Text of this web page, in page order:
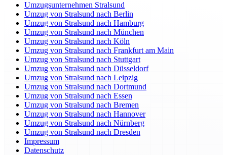
Umzugsunternehmen Stralsund
Umzug von Stralsund nach Berlin
Umzug von Stralsund nach Hamburg
Umzug von Stralsund nach München
Umzug von Stralsund nach Köln
Umzug von Stralsund nach Frankfurt am Main
Umzug von Stralsund nach Stuttgart
Umzug von Stralsund nach Düsseldorf
Umzug von Stralsund nach Leipzig
Umzug von Stralsund nach Dortmund
Umzug von Stralsund nach Essen
Umzug von Stralsund nach Bremen
Umzug von Stralsund nach Hannover
Umzug von Stralsund nach Nürnberg
Umzug von Stralsund nach Dresden
Impressum
Datenschutz